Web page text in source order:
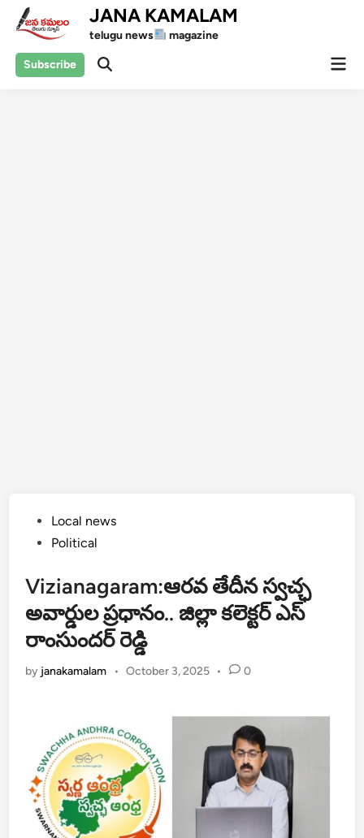
Skip
JANA KAMALAM
telugu news magazine
Subscribe
Open
PostedLocal news
Political
Vizianagaram:ఆరవ తేదీన స్వచ్ఛ
అవార్డుల ప్రధానం.. జిల్లా కలెక్టర్ ఎస్
రాంసుందర్ రెడ్డి
by janakamalam • October 3, 2025 • 0